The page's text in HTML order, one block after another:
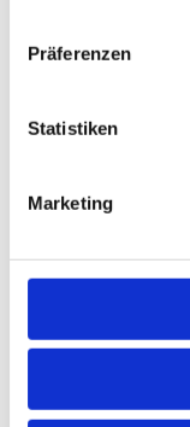
Präferenzen
Statistiken
Marketing
Neu!